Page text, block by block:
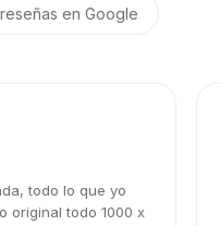
en Google
todo lo que yo
original todo 1000 x